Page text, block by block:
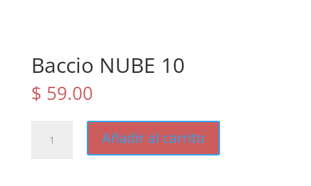
Baccio NUBE 10
$ 59.00
NUBE
Añadir al carrito